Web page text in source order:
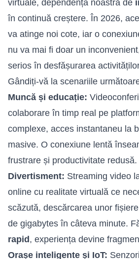
virtuale, dependența noastră de
în continuă creștere. În 2026,
va atinge noi cote, iar o
nu va mai fi doar un
serios în desfășurarea
Gândiți-vă la scenariile
Muncă și educație:
colaborare în timp real pe
complexe, acces instantaneu la
masive. O conexiune lentă
frustrare și productivitate redusă.
Divertisment: Streaming video
online cu realitate virtuală ce
scăzută, descărcarea unor
de gigabytes în câteva minute.
rapid , experiența devine
Orașe inteligente și IoT: